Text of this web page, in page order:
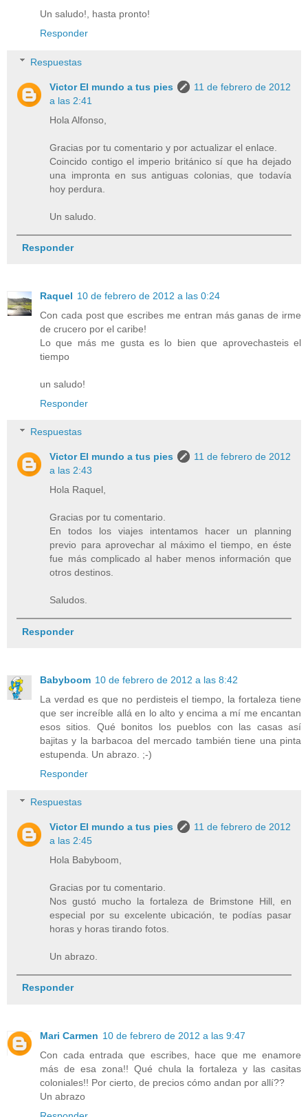
Un saludo!, hasta pronto!
Responder
Respuestas
Victor El mundo a tus pies
11 de febrero de 2012
a las 2:41
Hola Alfonso,
Gracias por tu comentario y por actualizar el enlace.
Coincido contigo el imperio británico sí que ha dejado
una impronta en sus antiguas colonias, que todavía
hoy perdura.
Un saludo.
Responder
Raquel 10 de febrero de 2012 a las 0:24
Con cada post que escribes me entran más ganas de irme
de crucero por el caribe!
Lo que más me gusta es lo bien que aprovechasteis el
tiempo
un saludo!
Responder
Respuestas
Victor El mundo a tus pies
11 de febrero de 2012
a las 2:43
Hola Raquel,
Gracias por tu comentario.
En todos los viajes intentamos hacer un planning
previo para aprovechar al máximo el tiempo, en éste
fue más complicado al haber menos información que
otros destinos.
Saludos.
Responder
Babyboom 10 de febrero de 2012 a las 8:42
La verdad es que no perdisteis el tiempo, la fortaleza tiene
que ser increíble allá en lo alto y encima a mí me encantan
esos sitios. Qué bonitos los pueblos con las casas así
bajitas y la barbacoa del mercado también tiene una pinta
estupenda. Un abrazo. ;-)
Responder
Respuestas
Victor El mundo a tus pies
11 de febrero de 2012
a las 2:45
Hola Babyboom,
Gracias por tu comentario.
Nos gustó mucho la fortaleza de Brimstone Hill, en
especial por su excelente ubicación, te podías pasar
horas y horas tirando fotos.
Un abrazo.
Responder
Mari Carmen 10 de febrero de 2012 a las 9:47
Con cada entrada que escribes, hace que me enamore
más de esa zona!! Qué chula la fortaleza y las casitas
coloniales!! Por cierto, de precios cómo andan por allí??
Un abrazo